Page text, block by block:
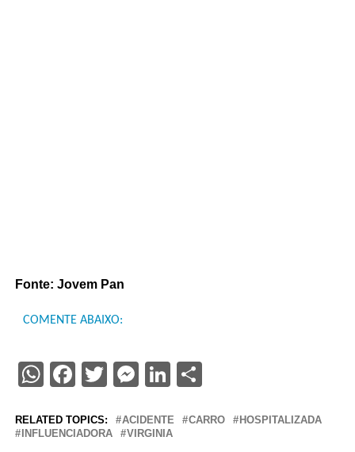
Fonte: Jovem Pan
COMENTE ABAIXO:
WhatsApp
Facebook
Twitter
Messenger
LinkedIn
Share
RELATED TOPICS: ACIDENTE CARRO
HOSPITALIZADA
INFLUENCIADORA
VIRGINIA